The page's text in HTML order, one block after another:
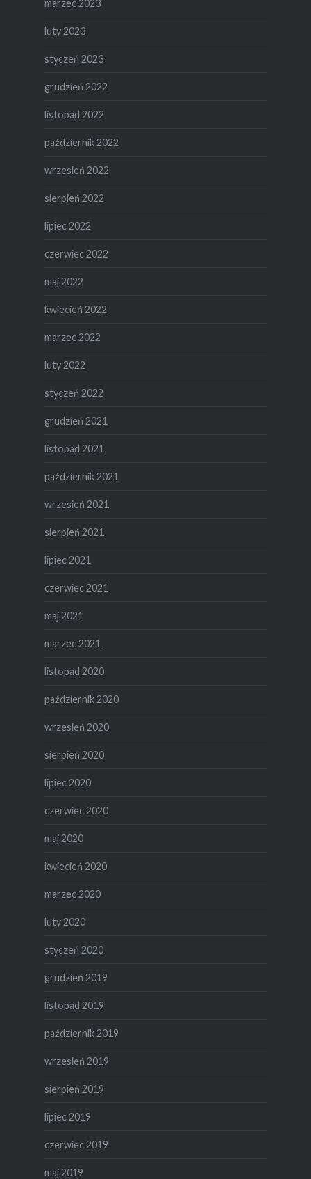
marzec 2023
luty 2023
styczeń 2023
grudzień 2022
listopad 2022
październik 2022
wrzesień 2022
sierpień 2022
lipiec 2022
czerwiec 2022
maj 2022
kwiecień 2022
marzec 2022
luty 2022
styczeń 2022
grudzień 2021
listopad 2021
październik 2021
wrzesień 2021
sierpień 2021
lipiec 2021
czerwiec 2021
maj 2021
marzec 2021
listopad 2020
październik 2020
wrzesień 2020
sierpień 2020
lipiec 2020
czerwiec 2020
maj 2020
kwiecień 2020
marzec 2020
luty 2020
styczeń 2020
grudzień 2019
listopad 2019
październik 2019
wrzesień 2019
sierpień 2019
lipiec 2019
czerwiec 2019
maj 2019